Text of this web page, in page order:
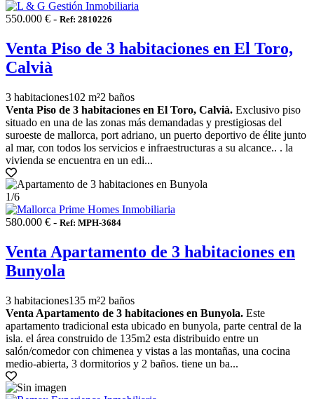
550.000 € - Ref: 2810226
Venta Piso de 3 habitaciones en El Toro,
Calvià
3 habitaciones102 m²2 baños
Venta Piso de 3 habitaciones en El Toro, Calvià. Exclusivo piso
situado en una de las zonas más demandadas y prestigiosas del
suroeste de mallorca, port adriano, un puerto deportivo de élite junto
al mar, con todos los servicios e infraestructuras a su alcance.. . la
vivienda se encuentra en un edi...
1/6
580.000 € - Ref: MPH-3684
Venta Apartamento de 3 habitaciones en
Bunyola
3 habitaciones135 m²2 baños
Venta Apartamento de 3 habitaciones en Bunyola. Este
apartamento tradicional esta ubicado en bunyola, parte central de la
isla. el área construido de 135m2 esta distribuido entre un
salón/comedor con chimenea y vistas a las montañas, una cocina
medio-abierta, 3 dormitorios y 2 baños. tiene un ba...